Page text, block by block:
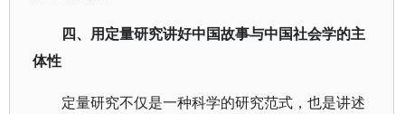
四、用定量研究讲好中国故事与中国社会学的主
体性
定量研究不仅是一种科学的研究范式，也是讲述